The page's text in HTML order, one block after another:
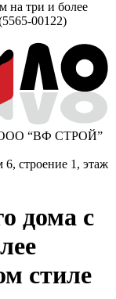
на три и более
00122)
ООО “ВФ СТРОЙ”
строение 1, этаж
дома с
стиле